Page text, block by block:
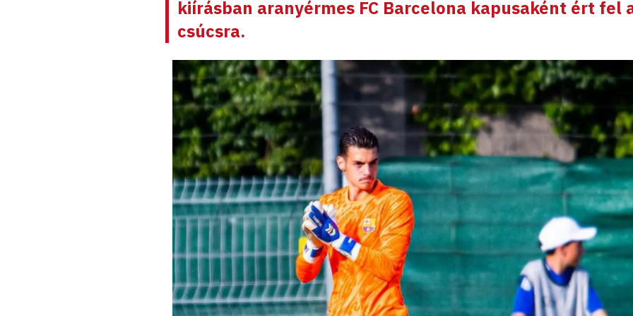
kiírásban aranyérmes FC Barcelona kapusaként ért fel
csúcsra.